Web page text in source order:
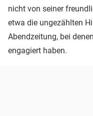
nicht von seiner
etwa die ungezählten
Abendzeitung, bei
engagiert haben.